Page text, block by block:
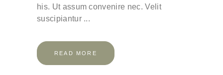
his. Ut assum convenire nec. Velit
suscipiantur
READ MORE